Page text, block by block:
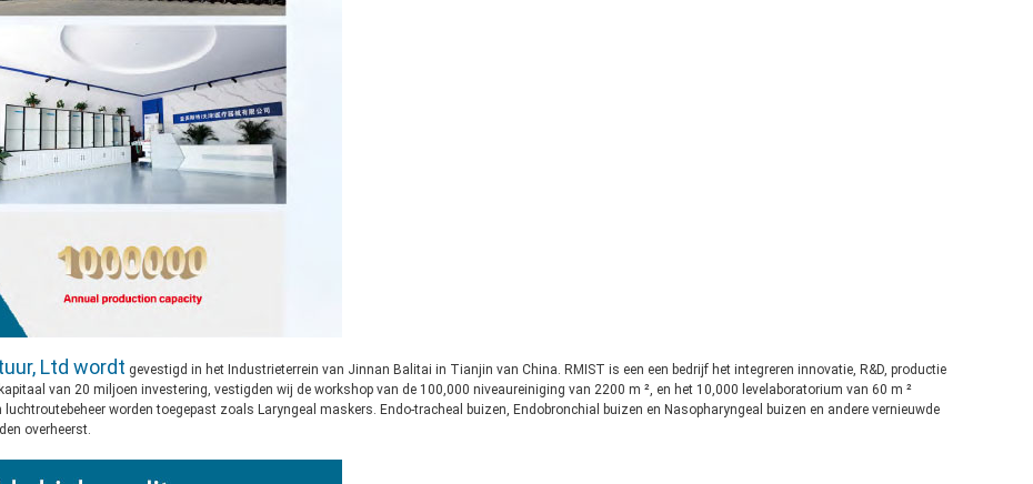
Ltd wordt gevestigd in het Industrieterrein van Jinnan Balitai in Tianjin van China. RMIST is een een bedrijf het integreren innovatie, R&D, productie
van 20 miljoen investering, vestigden wij de workshop van de 100,000 niveaureiniging van 2200 m ², en het 10,000 levelaboratorium van 60 m ²
worden toegepast zoals Laryngeal maskers. Endo-tracheal buizen, Endobronchial buizen en Nasopharyngeal buizen en andere vernieuwde
overheerst.